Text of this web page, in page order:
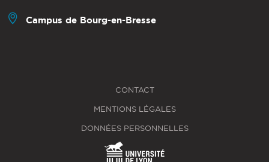
Campus de Bourg-en-Bresse
CONTACT
MENTIONS LÉGALES
DONNÉES PERSONNELLES